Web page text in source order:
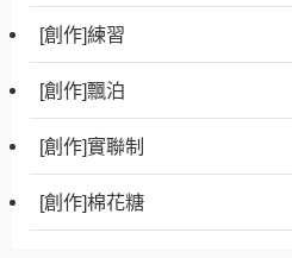
[創作]練習
[創作]飄泊
[創作]實聯制
[創作]棉花糖